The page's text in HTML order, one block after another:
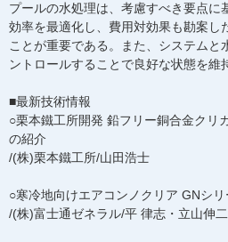
プールの水処理は、考慮すべき要点に
効率を最適化し、費用対効果も勘案し
ことが重要である。また、システムと
ントロールすることで良好な状態を維
■最新技術情報
○栗本鐵工所開発 鉛フリー銅合金クリ
の紹介
/(株)栗本鐵工所/山田浩士
○寒冷地向けエアコンノクリア GNシ
/(株)富士通ゼネラル/平 律志・立山伸